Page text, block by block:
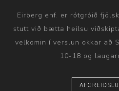
Eirberg ehf. er rótgróið
stutt við bætta heilsu
velkomin í verslun okkar að
10-18 og